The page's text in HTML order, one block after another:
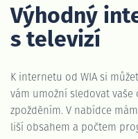
Výhodný
s televizí
K internetu od WIA si
vám umožní sledovat
zpožděním. V nabídce
liší obsahem a počtem